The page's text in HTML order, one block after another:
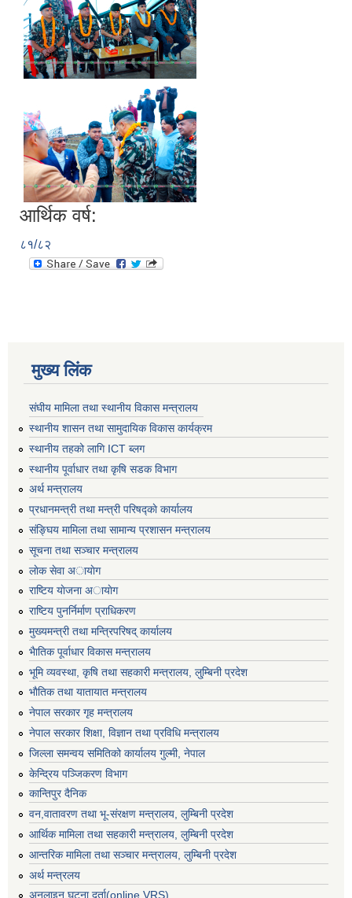
आर्थिक वर्ष:
८१/८२
मुख्य लिंक
संघीय मामिला तथा स्थानीय विकास मन्त्रालय
स्थानीय शासन तथा सामुदायिक विकास कार्यक्रम
स्थानीय तहको लागि ICT ब्लग
स्थानीय पूर्वाधार तथा कृषि सडक विभाग
अर्थ मन्त्रालय
प्रधानमन्त्री तथा मन्त्री परिषद्काे कार्यालय
संङ्घिय मामिला तथा सामान्य प्रशासन मन्त्रालय
सूचना तथा सञ्चार मन्त्रालय
लाेक सेवा अायाेग
राष्टिय याेजना अायाेग
राष्टिय पुनर्निर्माण प्राधिकरण
मुख्यमन्त्री तथा मन्त्रिपरिषद् कार्यालय
भैातिक पूर्वाधार विकास मन्त्रालय
भूमि व्यवस्था, कृषि तथा सहकारी मन्त्रालय, लु्म्बिनी प्रदेश
भाैतिक तथा यातायात मन्त्रालय
नेपाल सरकार गृह मन्त्रालय
नेपाल सरकार शिक्षा, विज्ञान तथा प्रविधि मन्त्रालय
जिल्ला समन्वय समितिको कार्यालय गुल्मी, नेपाल
केन्द्रिय पञ्जिकरण विभाग
कान्तिपुर दैनिक
वन,वातावरण तथा भू-संरक्षण मन्त्रालय, लुम्बिनी प्रदेश
आर्थिक मामिला तथा सहकारी मन्त्रालय, लुम्बिनी प्रदेश
आन्तरिक मामिला तथा सञ्चार मन्त्रालय, लुम्बिनी प्रदेश
अर्थ मन्त्रलय
अनलाइन घटना दर्ता(online VRS)